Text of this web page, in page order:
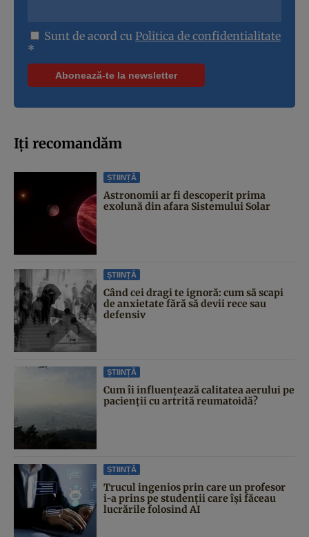
Sunt de acord cu Politica de confidentialitate
*
Iți recomandăm
ȘTIINȚĂ
Astronomii ar fi descoperit prima
exolună din afara Sistemului Solar
ȘTIINȚĂ
Când cei dragi te ignoră: cum să scapi
de anxietate fără să devii rece sau
defensiv
ȘTIINȚĂ
Cum îi influențează calitatea aerului pe
pacienții cu artrită reumatoidă?
ȘTIINȚĂ
Trucul ingenios prin care un profesor
i-a prins pe studenții care își făceau
lucrările folosind AI